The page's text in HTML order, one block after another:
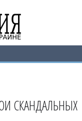
СКАНДАЛЬНЫХ